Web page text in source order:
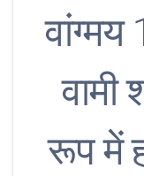
वामी
रूप में